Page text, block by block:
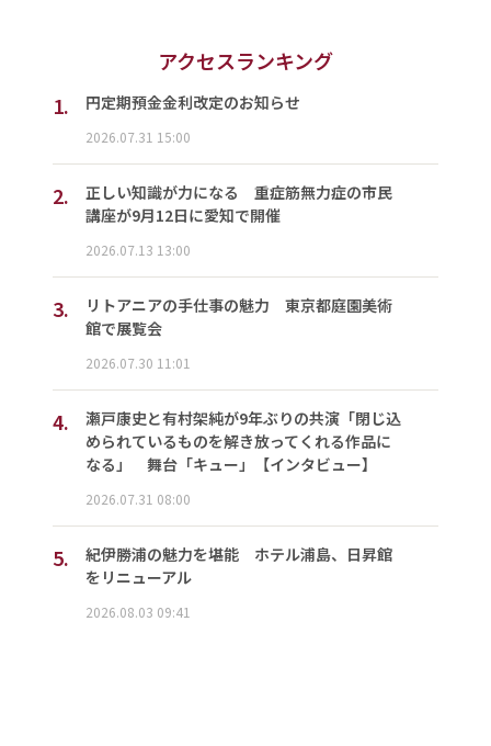
アクセスランキング
1.
円定期預金金利改定のお知らせ
2026.07.31 15:00
2.
正しい知識が力になる 重症筋無力症の市民
講座が9月12日に愛知で開催
2026.07.13 13:00
3.
リトアニアの手仕事の魅力 東京都庭園美術
館で展覧会
2026.07.30 11:01
4.
瀬戸康史と有村架純が9年ぶりの共演「閉じ込
められているものを解き放ってくれる作品に
なる」 舞台「キュー」【インタビュー】
2026.07.31 08:00
5.
紀伊勝浦の魅力を堪能 ホテル浦島、日昇館
をリニューアル
2026.08.03 09:41